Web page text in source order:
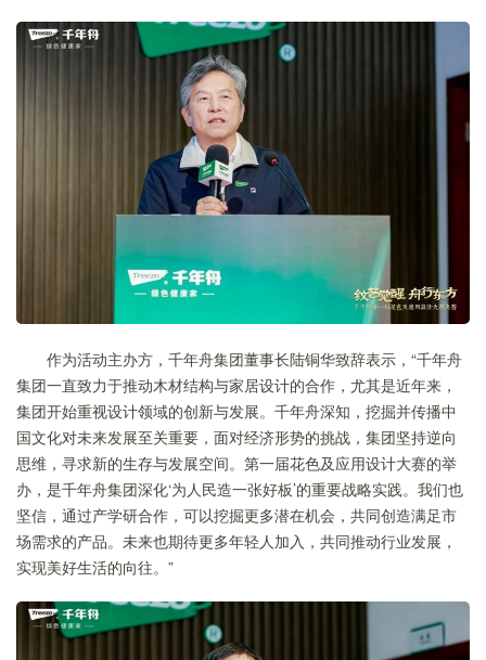
作为活动主办方，千年舟集团董事长陆铜华致辞表示，“千年舟
集团一直致力于推动木材结构与家居设计的合作，尤其是近年来，
集团开始重视设计领域的创新与发展。千年舟深知，挖掘并传播中
国文化对未来发展至关重要，面对经济形势的挑战，集团坚持逆向
思维，寻求新的生存与发展空间。第一届花色及应用设计大赛的举
办，是千年舟集团深化‘为人民造一张好板’的重要战略实践。我们也
坚信，通过产学研合作，可以挖掘更多潜在机会，共同创造满足市
场需求的产品。未来也期待更多年轻人加入，共同推动行业发展，
实现美好生活的向往。”